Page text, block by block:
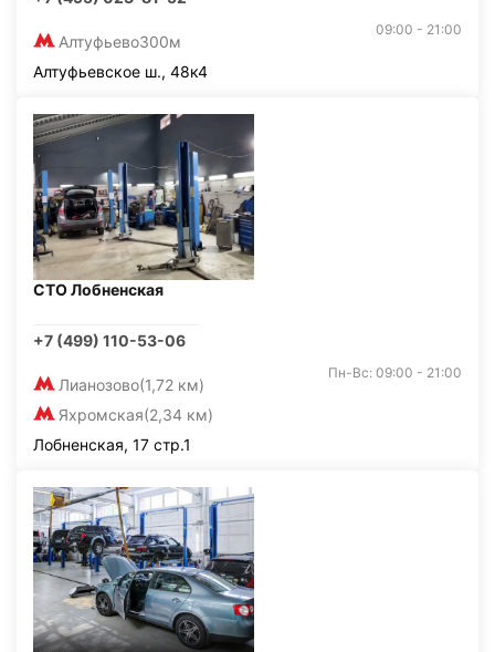
Алтуфьево300м
09:00 - 21:00
Алтуфьевское ш., 48к4
СТО Лобненская
+7 (499) 110-53-06
Лианозово(1,72 км)
Яхромская(2,34 км)
Пн-Вс: 09:00 - 21:00
Лобненская, 17 стр.1